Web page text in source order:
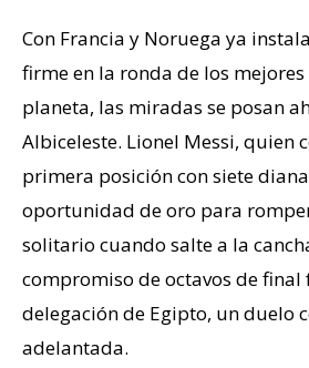
Con Francia y Noruega ya
firme en la ronda de los
planeta, las miradas se posan
Albiceleste. Lionel Messi, quien
primera posición con siete
oportunidad de oro para
solitario cuando salte a la
compromiso de octavos de final
delegación de Egipto, un duelo
adelantada.